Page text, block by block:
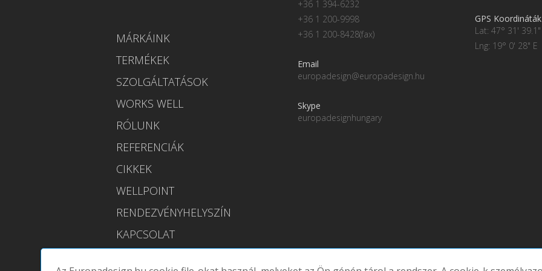
MÁRKÁINK
TERMÉKEK
SZOLGÁLTATÁSOK
WORKS WELL
RÓLUNK
REFERENCIÁK
CIKKEK
WELLPOINT
RENDEZVÉNYHELYSZÍN
KAPCSOLAT
+36 1 394-6232
+36 1 200-9998
+36 1 200-8428(fax)
Email
europadesign@europadesign.hu
Skype
europadesignhungary
GPS Koordináták
Lat: 47° 31'
Lng: 19° 0' 28" E